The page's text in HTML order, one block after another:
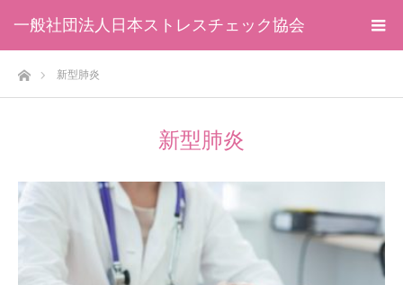
一般社団法人日本ストレスチェック協会
ホーム新型肺炎
新型肺炎